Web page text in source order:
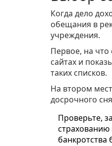
Когда дело
обещания в
учреждения.
Первое, на что
сайтах и
таких списков.
На втором
досрочного
Проверьте,
страхованию
банкротства